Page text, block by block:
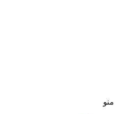
منو